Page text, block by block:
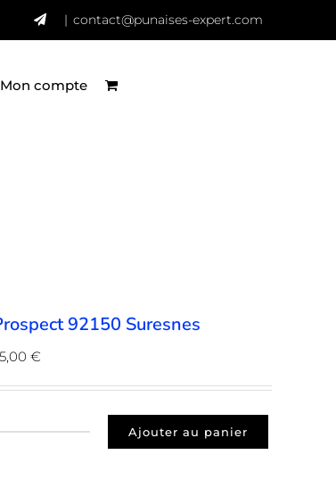
| contact@punaises-expert.com
Mon compte
92150 Suresnes
€
Ajouter au panier